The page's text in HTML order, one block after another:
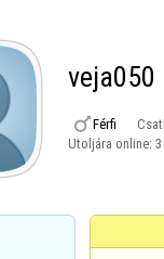
veja050
Férfi
Utoljára online: